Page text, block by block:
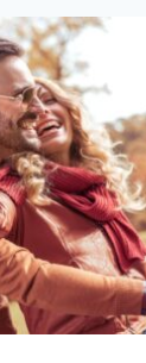
TIPO
DI
UOMO
SEI
DESTINATA
AD
ASPETTARE?